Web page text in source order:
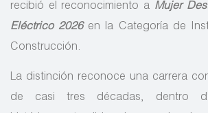
recibió el reconocimiento a Mujer
Eléctrico 2026 en la Categoría de
Construcción.
La distinción reconoce una carrera
de casi tres décadas, dentro